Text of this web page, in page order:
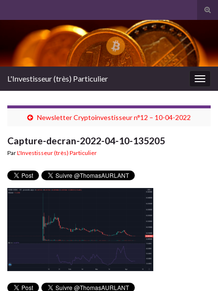
Search for:
L'Investisseur (très) Particulier
Newsletter Cryptoinvestisseur n°12 – 10-04-2022
Capture-decran-2022-04-10-135205
ParL'Investisseur (très) Particulier